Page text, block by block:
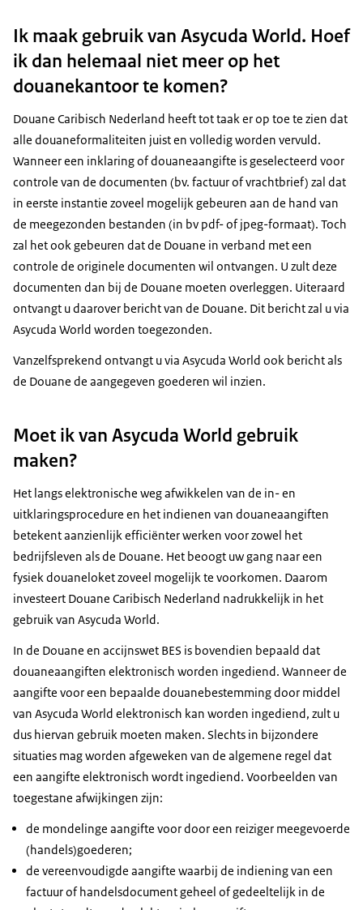
Ik maak gebruik van Asycuda World. Hoef
ik dan helemaal niet meer op het
douanekantoor te komen?
Douane Caribisch Nederland heeft tot taak er op toe te zien dat
alle douaneformaliteiten juist en volledig worden vervuld.
Wanneer een inklaring of douaneaangifte is geselecteerd voor
controle van de documenten (bv. factuur of vrachtbrief) zal dat
in eerste instantie zoveel mogelijk gebeuren aan de hand van
de meegezonden bestanden (in bv pdf- of jpeg-formaat). Toch
zal het ook gebeuren dat de Douane in verband met een
controle de originele documenten wil ontvangen. U zult deze
documenten dan bij de Douane moeten overleggen. Uiteraard
ontvangt u daarover bericht van de Douane. Dit bericht zal u via
Asycuda World worden toegezonden.
Vanzelfsprekend ontvangt u via Asycuda World ook bericht als
de Douane de aangegeven goederen wil inzien.
Moet ik van Asycuda World gebruik
maken?
Het langs elektronische weg afwikkelen van de in- en
uitklaringsprocedure en het indienen van douaneaangiften
betekent aanzienlijk efficiënter werken voor zowel het
bedrijfsleven als de Douane. Het beoogt uw gang naar een
fysiek douaneloket zoveel mogelijk te voorkomen. Daarom
investeert Douane Caribisch Nederland nadrukkelijk in het
gebruik van Asycuda World.
In de Douane en accijnswet BES is bovendien bepaald dat
douaneaangiften elektronisch worden ingediend. Wanneer de
aangifte voor een bepaalde douanebestemming door middel
van Asycuda World elektronisch kan worden ingediend, zult u
dus hiervan gebruik moeten maken. Slechts in bijzondere
situaties mag worden afgeweken van de algemene regel dat
een aangifte elektronisch wordt ingediend. Voorbeelden van
toegestane afwijkingen zijn:
de mondelinge aangifte voor door een reiziger meegevoerde
(handels)goederen;
de vereenvoudigde aangifte waarbij de indiening van een
factuur of handelsdocument geheel of gedeeltelijk in de